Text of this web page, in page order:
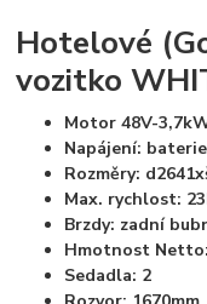
Hotelové
vozitko
Motor 48V-
Napájení:
Rozměry:
Max. rychlost:
Brzdy: zadní
Hmotnost
Sedadla: 2